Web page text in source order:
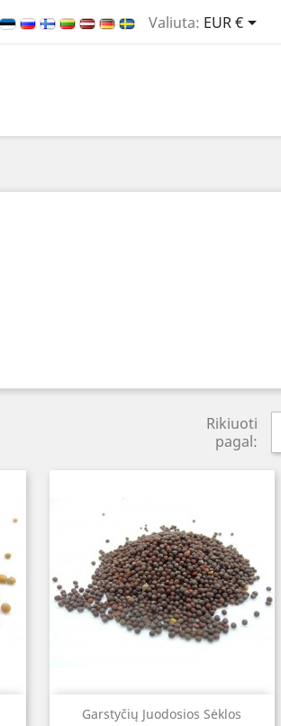
Valiuta: EUR €
Rikiuoti
pagal:
Garstyčių Juodosios Sėklos
Greita peržiūra